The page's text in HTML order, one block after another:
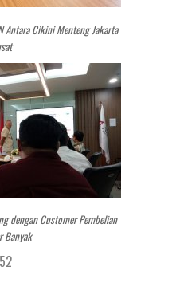
Antara Cikini Menteng Jakarta
dengan Customer Pembelian
Banyak